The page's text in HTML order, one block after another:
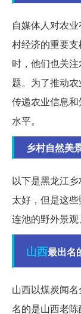
自媒体人对农
村经济的重要
时，他们也关
题。为了推动
传递农业信息
水平。
乡村自然美
以下是黑龙江
太好，但是这
连池的野外景观
山西最出名
山西以煤炭闻
名的是山西老